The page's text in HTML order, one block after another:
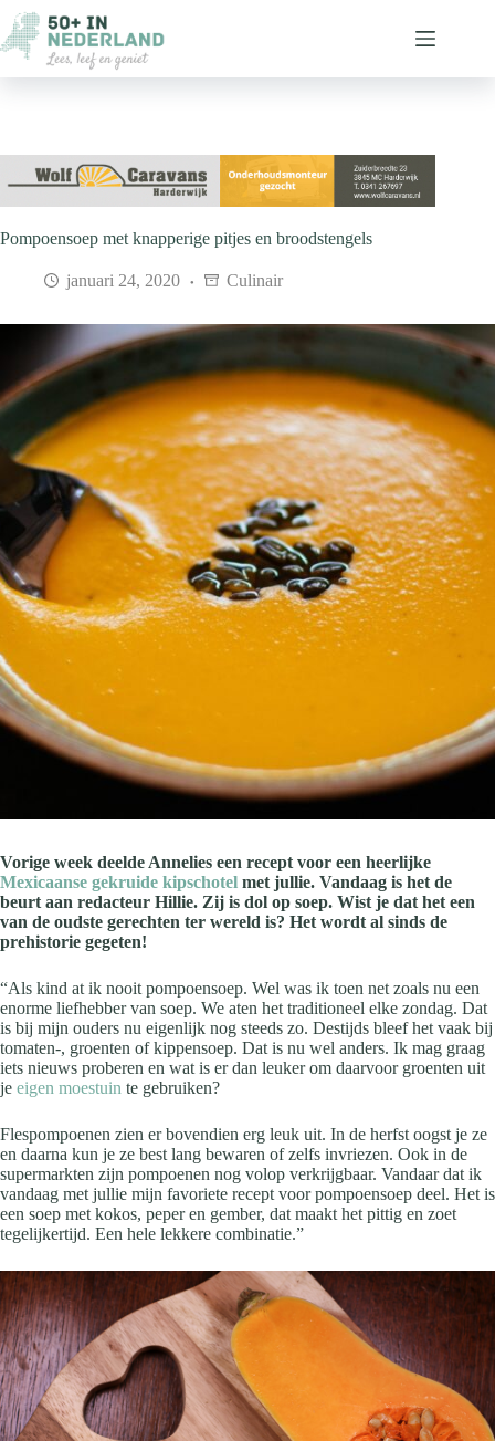
naar
de
inhoud
Pompoensoep met knapperige pitjes en broodstengels
januari 24, 2020 Culinair
Vorige week deelde Annelies een recept voor een heerlijke
Mexicaanse gekruide kipschotel met jullie. Vandaag is het de
beurt aan redacteur Hillie. Zij is dol op soep. Wist je dat het een
van de oudste gerechten ter wereld is? Het wordt al sinds de
prehistorie gegeten!
“Als kind at ik nooit pompoensoep. Wel was ik toen net zoals nu een
enorme liefhebber van soep. We aten het traditioneel elke zondag. Dat
is bij mijn ouders nu eigenlijk nog steeds zo. Destijds bleef het vaak bij
tomaten-, groenten of kippensoep. Dat is nu wel anders. Ik mag graag
iets nieuws proberen en wat is er dan leuker om daarvoor groenten uit
je eigen moestuin te gebruiken?
Flespompoenen zien er bovendien erg leuk uit. In de herfst oogst je ze
en daarna kun je ze best lang bewaren of zelfs invriezen. Ook in de
supermarkten zijn pompoenen nog volop verkrijgbaar. Vandaar dat ik
vandaag met jullie mijn favoriete recept voor pompoensoep deel. Het is
een soep met kokos, peper en gember, dat maakt het pittig en zoet
tegelijkertijd. Een hele lekkere combinatie.”